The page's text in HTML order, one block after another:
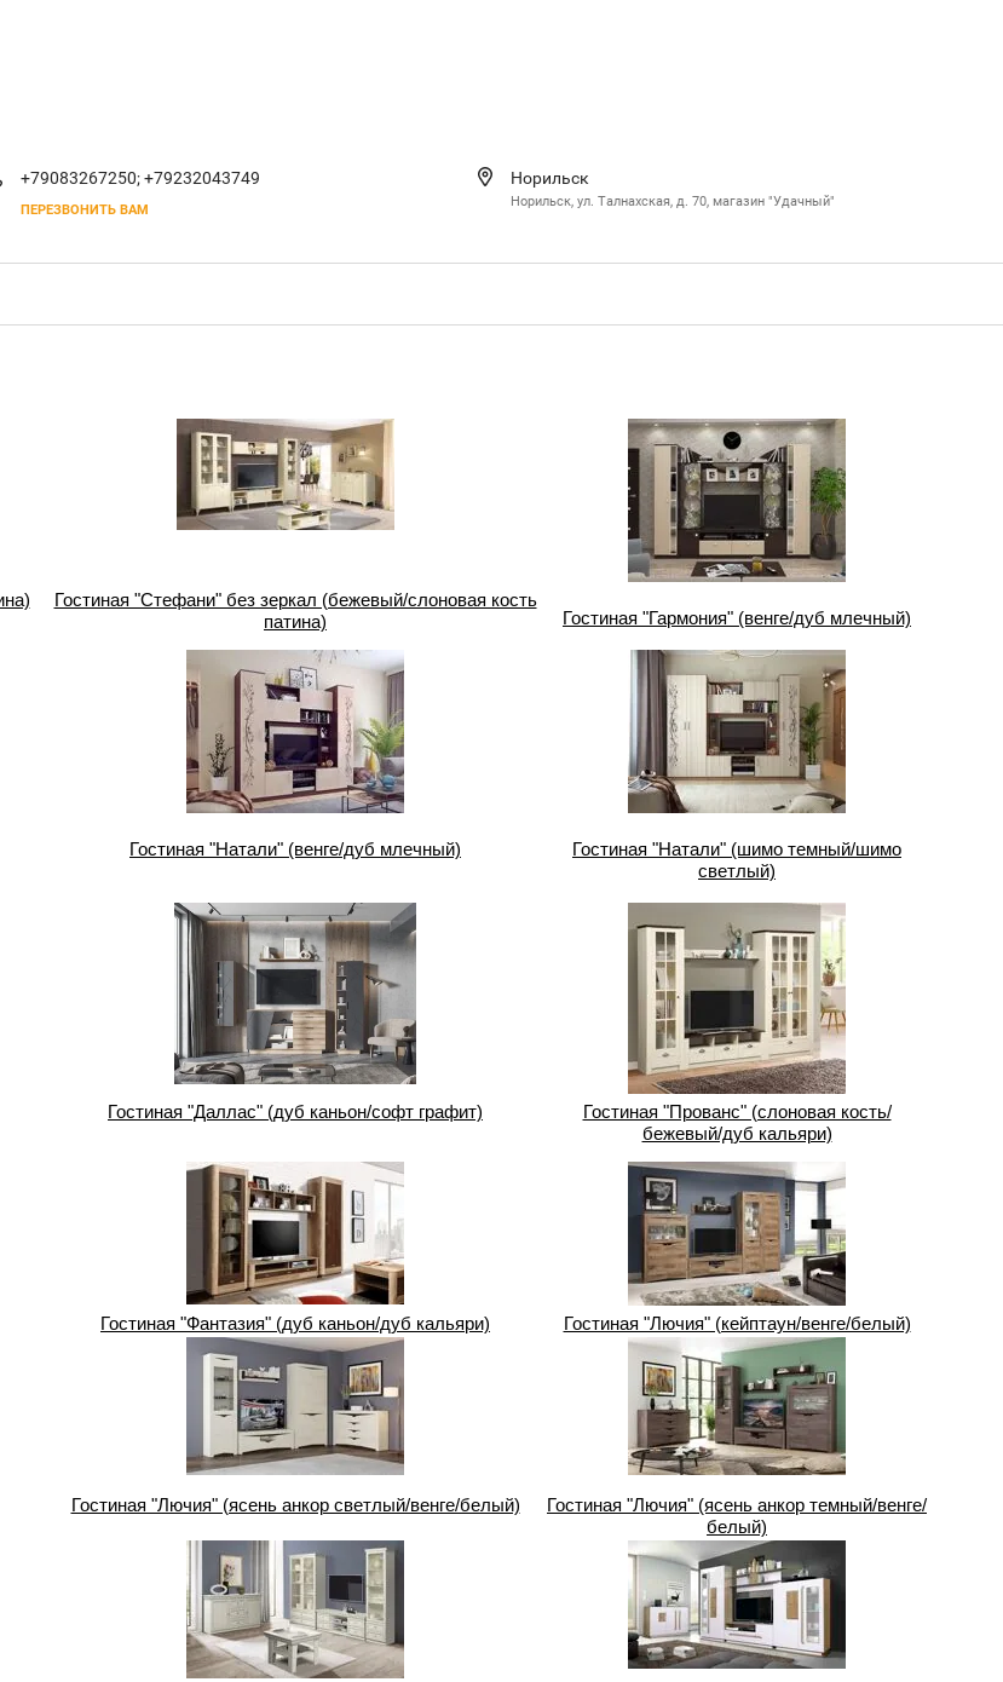
+79083267250;+79232043749
ПЕРЕЗВОНИТЬ ВАМ
Норильск
Норильск, ул. Талнахская, д. 70, магазин "Удачный"
Гостиная "Стефани" без зеркал (бежевый/слоновая кость
патина)
Гостиная "Гармония" (венге/дуб млечный)
Гостиная "Натали" (венге/дуб млечный)
Гостиная "Натали" (шимо темный/шимо
светлый)
Гостиная "Даллас" (дуб каньон/софт графит)
Гостиная "Прованс" (слоновая кость/
бежевый/дуб кальяри)
Гостиная "Фантазия" (дуб каньон/дуб кальяри) Гостиная "Лючия" (кейптаун/венге/белый)
Гостиная "Лючия" (ясень анкор светлый/венге/белый)
Гостиная "Лючия" (ясень анкор темный/венге/
белый)